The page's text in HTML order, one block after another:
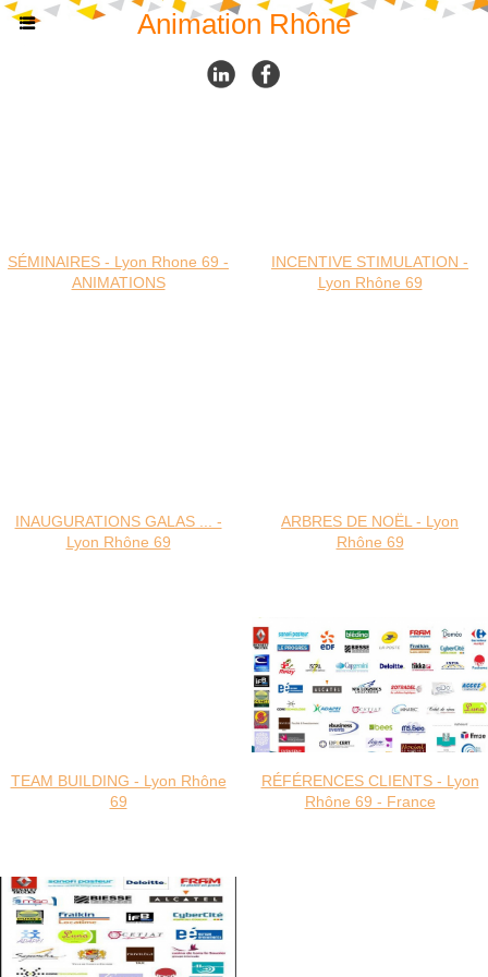
Animation Rhône
SÉMINAIRES - Lyon Rhone 69 -
ANIMATIONS
INCENTIVE STIMULATION -
Lyon Rhône 69
INAUGURATIONS GALAS ... -
Lyon Rhône 69
ARBRES DE NOËL - Lyon
Rhône 69
TEAM BUILDING - Lyon Rhône
69
RÉFÉRENCES CLIENTS - Lyon
Rhône 69 - France